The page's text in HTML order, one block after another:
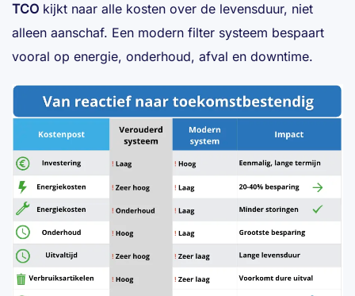
TCO kijkt naar alle kosten over de levensduur, niet
alleen aanschaf. Een modern filter systeem bespaart
vooral op energie, onderhoud, afval en downtime.